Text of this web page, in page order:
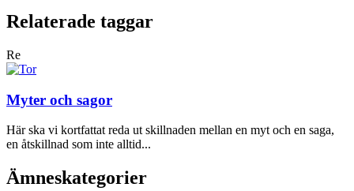
Relaterade taggar
Re
Myter och sagor
Här ska vi kortfattat reda ut skillnaden mellan en myt och en saga,
en åtskillnad som inte alltid...
Ämneskategorier